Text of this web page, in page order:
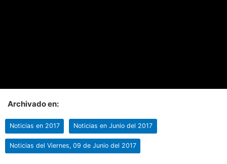
Archivado en:
Noticias en 2017 Noticias en Junio del 2017
Noticias del Viernes, 09 de Junio del 2017